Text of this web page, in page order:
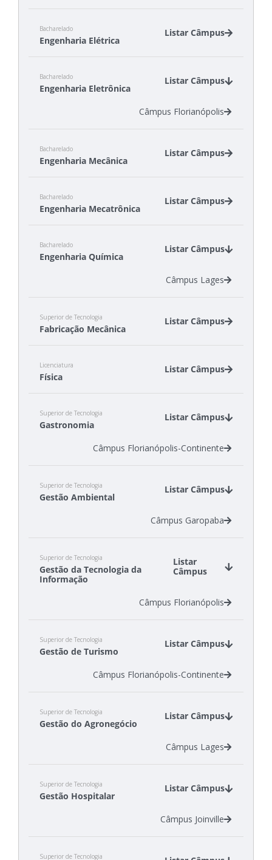
Bacharelado
Engenharia Elétrica
Listar Câmpus
Câmpus Itajaí
Câmpus Jaraguá do Sul - Rau
Câmpus Joinville
Bacharelado
Engenharia Eletrônica
Listar Câmpus
Câmpus Florianópolis
Bacharelado
Engenharia Mecânica
Listar Câmpus
Câmpus Joinville
Câmpus Xanxerê
Bacharelado
Engenharia Mecatrônica
Listar Câmpus
Câmpus Florianópolis
Bacharelado
Engenharia Química
Listar Câmpus
Câmpus Lages
Superior de Tecnologia
Fabricação Mecânica
Listar Câmpus
Câmpus Itajaí
Licenciatura
Física
Listar Câmpus
Câmpus Jaraguá do Sul - Centro
Superior de Tecnologia
Gastronomia
Listar Câmpus
Câmpus Florianópolis-Continente
Superior de Tecnologia
Gestão Ambiental
Listar Câmpus
Câmpus Garopaba
Superior de Tecnologia
Gestão da Tecnologia da
Informação
Listar
Câmpus
Câmpus Florianópolis
Superior de Tecnologia
Gestão de Turismo
Listar Câmpus
Câmpus Florianópolis-Continente
Superior de Tecnologia
Gestão do Agronegócio
Listar Câmpus
Câmpus Lages
Superior de Tecnologia
Gestão Hospitalar
Listar Câmpus
Câmpus Joinville
Superior de Tecnologia